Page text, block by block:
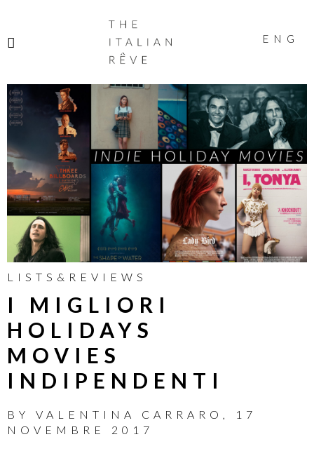
ITALIAN
RÊVE
ENG
LISTS&REVIEWS
I MIGLIORI
HOLIDAYS
MOVIES
INDIPENDENTI
BY VALENTINA CARRARO ,
17
NOVEMBRE 2017